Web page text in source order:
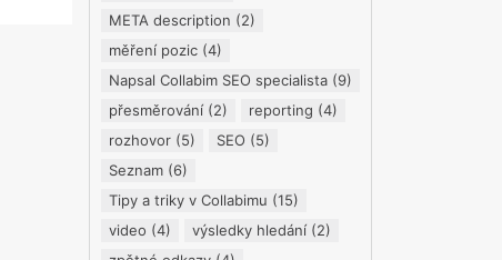
META description (2)
měření pozic (4)
Napsal Collabim SEO specialista (9)
přesměrování (2) reporting (4)
rozhovor (5) SEO (5)
Seznam (6)
Tipy a triky v Collabimu (15)
video (4) výsledky hledání (2)